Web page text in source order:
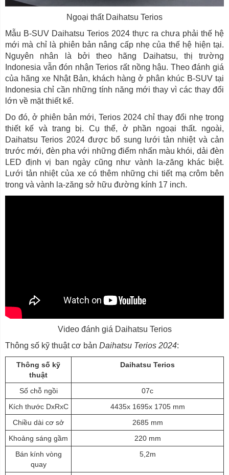
Ngoại thất Daihatsu Terios
Mẫu B-SUV Daihatsu Terios 2024 thực ra chưa phải thế hệ
mới mà chỉ là phiên bản nâng cấp nhẹ của thế hệ hiện tại.
Nguyên nhân là bởi theo hãng Daihatsu, thị trường
Indonesia vẫn đón nhận Terios rất nồng hậu. Theo đánh giá
của hãng xe Nhật Bản, khách hàng ở phân khúc B-SUV tại
Indonesia chỉ cần những tính năng mới thay vì các thay đổi
lớn về mặt thiết kế.
Do đó, ở phiên bản mới, Terios 2024 chỉ thay đổi nhẹ trong
thiết kế và trang bị. Cụ thể, ở phần ngoại thất. ngoài,
Daihatsu Terios 2024 được bổ sung lưới tản nhiệt và cản
trước mới, đèn pha với những điểm nhấn màu khói, dải đèn
LED định vị ban ngày cũng như vành la-zăng khác biệt.
Lưới tản nhiệt của xe có thêm những chi tiết mạ crôm bên
trong và vành la-zăng sở hữu đường kính 17 inch.
Video đánh giá Daihatsu Terios
Thông số kỹ thuật cơ bản Daihatsu Terios 2024:
Thông số kỹ
thuật
Daihatsu Terios
Số chỗ ngồi
07c
Kích thước DxRxC
4435x 1695x 1705 mm
Chiều dài cơ sở
2685 mm
Khoảng sáng gầm
220 mm
Bán kính vòng
quay
5,2m